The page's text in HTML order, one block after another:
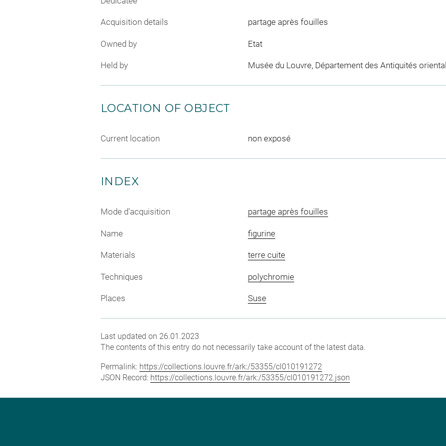
Acquisition details partage après fouilles
Owned by Etat
Held by Musée du Louvre, Département des Antiquités
LOCATION OF OBJECT
Current location non exposé
INDEX
Mode d'acquisition partage après fouilles
Name figurine
Materials terre cuite
Techniques polychromie
Places Suse
Last updated on 26.01.2023
The contents of this entry do not necessarily take account of the latest data.
Permalink: https://collections.louvre.fr/ark:/53355/cl010191272
JSON Record: https://collections.louvre.fr/ark:/53355/cl010191272.json